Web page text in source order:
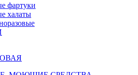
фартуки
халаты